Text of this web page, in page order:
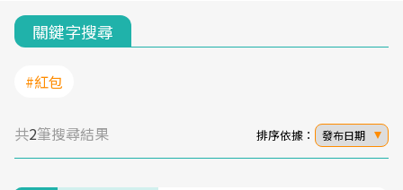
關鍵字搜尋
#紅包
共2筆搜尋結果 排序依據： 發布日期